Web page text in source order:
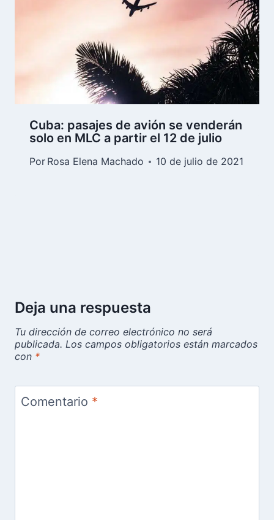
Cuba: pasajes de avión se venderán
solo en MLC a partir el 12 de julio
Por Rosa Elena Machado 10 de julio de 2021
Deja una respuesta
Tu dirección de correo electrónico no será
publicada. Los campos obligatorios están marcados
con *
Comentario *